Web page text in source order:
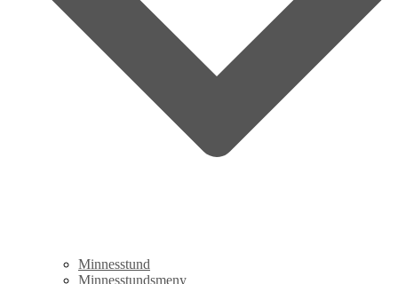
Minnesstund
Minnesstundsmeny